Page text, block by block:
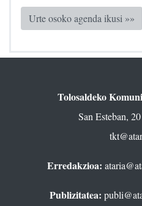
Urte osoko agenda ikusi »»
Tolosaldeko
San Esteban,
Erredakzioa:
Publizitatea: